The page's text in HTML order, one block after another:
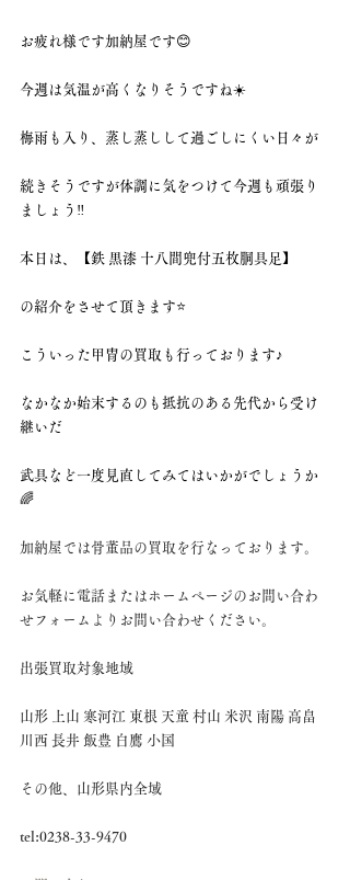
お疲れ様です加納屋です😊
今週は気温が高くなりそうですね☀️
梅雨も入り、蒸し蒸しして過ごしにくい日々が
続きそうですが体調に気をつけて今週も頑張り
ましょう‼️
本日は、【鉄 黒漆 十八間兜付五枚胴具足】
の紹介をさせて頂きます⭐️
こういった甲冑の買取も行っております♪
なかなか始末するのも抵抗のある先代から受け
継いだ
武具など一度見直してみてはいかがでしょうか
🌈
加納屋では骨董品の買取を行なっております。
お気軽に電話またはホームページのお問い合わ
せフォームよりお問い合わせください。
出張買取対象地域
山形 上山 寒河江 東根 天童 村山 米沢 南陽 高畠
川西 長井 飯豊 白鷹 小国
その他、山形県内全域
tel:0238-33-9470